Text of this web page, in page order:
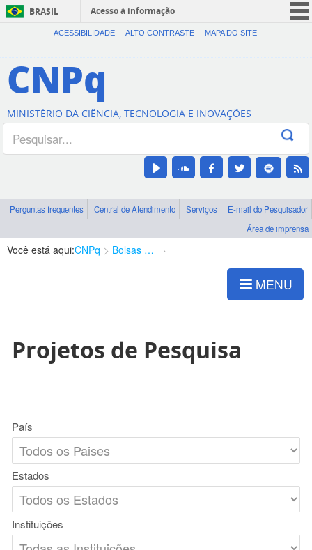
BRASIL
Acesso à informação
CORONAVÍRUS (COVID-19)
Canais
ACESSIBILIDADE ALTO CONTRASTE MAPA DO SITE
CNPq
MINISTÉRIO DA CIÊNCIA, TECNOLOGIA E INOVAÇÕES
Perguntas frequentes Central de Atendimento Serviços
E-mail do Pesquisador
Área de imprensa
Você está aqui:CNPq Bolsas e Auxílios Vigentes
MENU
Projetos de Pesquisa
País
Estados
Instituições